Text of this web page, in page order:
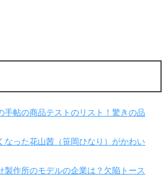
手帖の商品テストのリスト！驚きの品
なった花山茜（笹岡ひなり）がかわい
製作所のモデルの企業は？欠陥トース